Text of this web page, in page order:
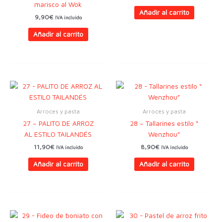
marisco al Wok
9,90€ IVA incluido
Añadir al carrito
Añadir al carrito
Arroces y pasta
27 – PALITO DE ARROZ
AL ESTILO TAILANDÉS
11,90€ IVA incluido
Añadir al carrito
Arroces y pasta
28 – Tallarines estilo “
Wenzhou”
8,90€ IVA incluido
Añadir al carrito